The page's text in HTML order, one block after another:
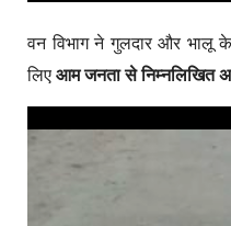
वन विभाग ने गुलदार और भालू
लिएआम जनता से निम्नलिखित